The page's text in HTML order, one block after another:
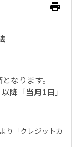
print
なります。
降「当月1日 」
り「クレジットカ